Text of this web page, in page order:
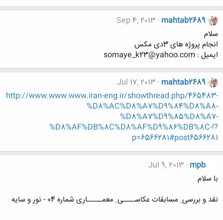
mahtab2689
Sep 4, 2013
سلام
انجام پروژه های 3دی مکس
ایمیل : somaye_k23@yahoo.com
mahtab2689
Jul 17, 2013
http://www.www.www.iran-eng.ir/showthread.php/465483-
%D8%AC%D8%A7%D9%84%D8%A8-
%D8%A7%D9%85%D8%A7-
%D8%AF%DB%8C%D8%AF%D9%86%DB%8C-!?
p=6566281#post6566281
mpb
Jul 9, 2013
با سلام
نقد و بررسی ِ مسابقات عکاســــی ِ معمـــــاری شماره 04 - نور و سایه